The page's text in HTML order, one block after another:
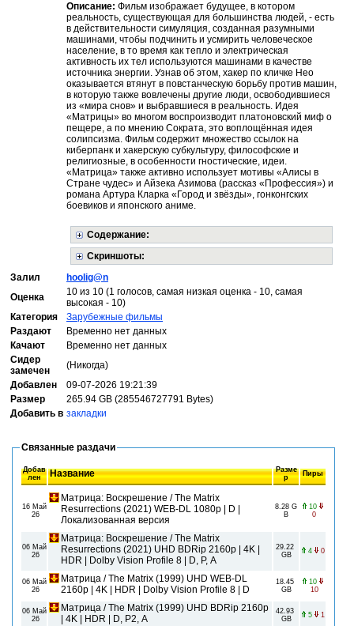
Описание: Фильм изображает будущее, в котором
реальность, существующая для большинства людей, - есть
в действительности симуляция, созданная разумными
машинами, чтобы подчинить и усмирить человеческое
население, в то время как тепло и электрическая
активность их тел используются машинами в качестве
источника энергии. Узнав об этом, хакер по кличке Нео
оказывается втянут в повстанческую борьбу против машин,
в которую также вовлечены другие люди, освободившиеся
из «мира снов» и выбравшиеся в реальность. Идея
«Матрицы» во многом воспроизводит платоновский миф о
пещере, а по мнению Сократа, это воплощённая идея
солипсизма. Фильм содержит множество ссылок на
киберпанк и хакерскую субкультуру, философские и
религиозные, в особенности гностические, идеи.
«Матрица» также активно использует мотивы «Алисы в
Стране чудес» и Айзека Азимова (рассказ «Профессия») и
романа Артура Кларка «Город и звёзды», гонконгских
боевиков и японского аниме.
Содержание:
Скриншоты:
Залил
hoolig@n
Оценка
10 из 10 (1 голосов, самая низкая оценка - 10, самая
высокая - 10)
Категория
Зарубежные фильмы
Раздают
Временно нет данных
Качают
Временно нет данных
Сидер
замечен
(Никогда)
Добавлен
09-07-2026 19:21:39
Размер
265.94 GB (285546727791 Bytes)
Добавить в закладки
Связанные раздачи
Добав
лен
Название
Разме
р
Пиры
16 Май
26
Матрица: Воскрешение / The Matrix
Resurrections (2021) WEB-DL 1080p | D |
Локализованная версия
8.28 G
B
10
0
06 Май
26
Матрица: Воскрешение / The Matrix
Resurrections (2021) UHD BDRip 2160p | 4K |
HDR | Dolby Vision Profile 8 | D, P, A
29.22
GB
4 0
06 Май
26
Матрица / The Matrix (1999) UHD WEB-DL
2160p | 4K | HDR | Dolby Vision Profile 8 | D
18.45
GB
10
10
06 Май
26
Матрица / The Matrix (1999) UHD BDRip 2160p
| 4K | HDR | D, P2, A
42.93
GB
5 1